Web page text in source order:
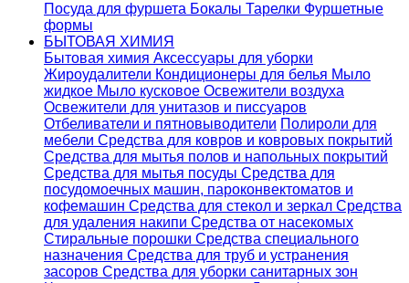
Посуда для фуршета Бокалы Тарелки Фуршетные
формы
БЫТОВАЯ ХИМИЯ
Бытовая химия Аксессуары для уборки
Жироудалители Кондиционеры для белья Мыло
жидкое Мыло кусковое Освежители воздуха
Освежители для унитазов и писсуаров
Отбеливатели и пятновыводители Полироли для
мебели Средства для ковров и ковровых покрытий
Средства для мытья полов и напольных покрытий
Средства для мытья посуды Средства для
посудомоечных машин, пароконвектоматов и
кофемашин Средства для стекол и зеркал Средства
для удаления накипи Средства от насекомых
Стиральные порошки Cредства специального
назначения Средства для труб и устранения
засоров Средства для уборки санитарных зон